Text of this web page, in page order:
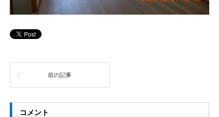
前の記事
コメント